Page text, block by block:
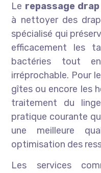
Le repassage drap
à nettoyer des
spécialisé qui
efficacement les
bactéries tout
irréprochable. Pour
gîtes ou encore les
traitement du
pratique courante
une meilleure
optimisation des
Les services